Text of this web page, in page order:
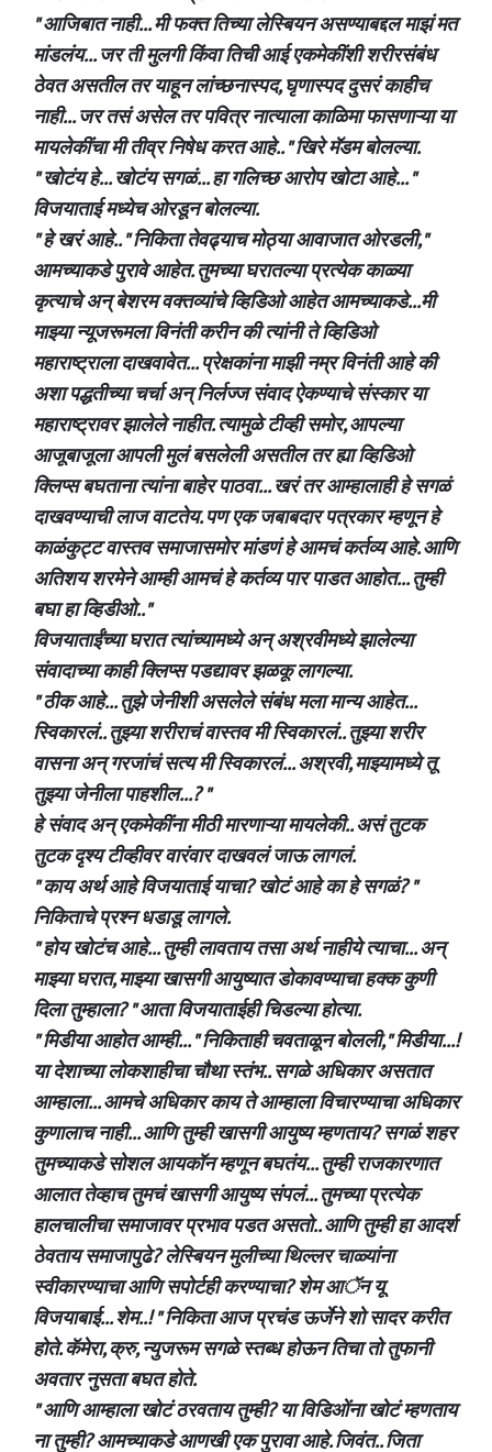
" आजिबात नाही... मी फक्त तिच्या लेस्बियन असण्याबद्दल माझं मत
मांडलंय... जर ती मुलगी किंवा तिची आई एकमेकींशी शरीरसंबंध
ठेवत असतील तर याहून लांच्छनास्पद, घृणास्पद दुसरं काहीच
नाही... जर तसं असेल तर पवित्र नात्याला काळिमा फासणाऱ्या या
मायलेकींचा मी तीव्र निषेध करत आहे.. " खिरे मॅडम बोलल्या.
" खोटंय हे... खोटंय सगळं... हा गलिच्छ आरोप खोटा आहे... "
विजयाताई मध्येच ओरडून बोलल्या.
" हे खरं आहे.. " निकिता तेवढ्याच मोठ्या आवाजात ओरडली,"
आमच्याकडे पुरावे आहेत. तुमच्या घरातल्या प्रत्येक काळ्या
कृत्याचे अन् बेशरम वक्तव्यांचे व्हिडिओ आहेत आमच्याकडे...मी
माझ्या न्यूजरूमला विनंती करीन की त्यांनी ते व्हिडिओ
महाराष्ट्राला दाखवावेत... प्रेक्षकांना माझी नम्र विनंती आहे की
अशा पद्धतीच्या चर्चा अन् निर्लज्ज संवाद ऐकण्याचे संस्कार या
महाराष्ट्रावर झालेले नाहीत. त्यामुळे टीव्ही समोर, आपल्या
आजूबाजूला आपली मुलं बसलेली असतील तर ह्या व्हिडिओ
क्लिप्स बघताना त्यांना बाहेर पाठवा... खरं तर आम्हालाही हे सगळं
दाखवण्याची लाज वाटतेय. पण एक जबाबदार पत्रकार म्हणून हे
काळंकुट्ट वास्तव समाजासमोर मांडणं हे आमचं कर्तव्य आहे. आणि
अतिशय शरमेने आम्ही आमचं हे कर्तव्य पार पाडत आहोत... तुम्ही
बघा हा व्हिडीओ.."
विजयाताईंच्या घरात त्यांच्यामध्ये अन् अश्रवीमध्ये झालेल्या
संवादाच्या काही क्लिप्स पडद्यावर झळकू लागल्या.
" ठीक आहे... तुझे जेनीशी असलेले संबंध मला मान्य आहेत...
स्विकारलं.. तुझ्या शरीराचं वास्तव मी स्विकारलं.. तुझ्या शरीर
वासना अन् गरजांचं सत्य मी स्विकारलं... अश्रवी, माझ्यामध्ये तू
तुझ्या जेनीला पाहशील...? "
हे संवाद अन् एकमेकींना मीठी मारणाऱ्या मायलेकी.. असं तुटक
तुटक दृश्य टीव्हीवर वारंवार दाखवलं जाऊ लागलं.
" काय अर्थ आहे विजयाताई याचा? खोटं आहे का हे सगळं? "
निकिताचे प्रश्न धडाडू लागले.
" होय खोटंच आहे... तुम्ही लावताय तसा अर्थ नाहीये त्याचा... अन्
माझ्या घरात, माझ्या खासगी आयुष्यात डोकावण्याचा हक्क कुणी
दिला तुम्हाला? " आता विजयाताईही चिडल्या होत्या.
" मिडीया आहोत आम्ही... " निकिताही चवताळून बोलली," मिडीया...!
या देशाच्या लोकशाहीचा चौथा स्तंभ.. सगळे अधिकार असतात
आम्हाला... आमचे अधिकार काय ते आम्हाला विचारण्याचा अधिकार
कुणालाच नाही... आणि तुम्ही खासगी आयुष्य म्हणताय? सगळं शहर
तुमच्याकडे सोशल आयकॉन म्हणून बघतंय... तुम्ही राजकारणात
आलात तेव्हाच तुमचं खासगी आयुष्य संपलं... तुमच्या प्रत्येक
हालचालीचा समाजावर प्रभाव पडत असतो.. आणि तुम्ही हा आदर्श
ठेवताय समाजापुढे? लेस्बियन मुलीच्या थिल्लर चाळ्यांना
स्वीकारण्याचा आणि सपोर्टही करण्याचा? शेम आॅन यू
विजयाबाई... शेम..! " निकिता आज प्रचंड ऊर्जेने शो सादर करीत
होते. कॅमेरा, क्रु, न्युजरूम सगळे स्तब्ध होऊन तिचा तो तुफानी
अवतार नुसता बघत होते.
" आणि आम्हाला खोटं ठरवताय तुम्ही? या विडिओंना खोटं म्हणताय
ना तुम्ही? आमच्याकडे आणखी एक पुरावा आहे. जिवंत.. जिता